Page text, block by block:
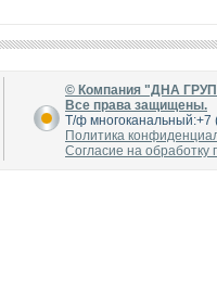
© Компания "ДНА
Все права защищены.
Т/ф
Политика
Согласие на